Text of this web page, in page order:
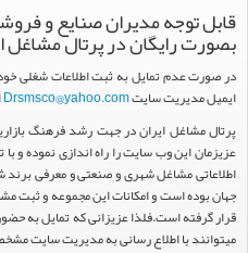
قابل توجه مدیران صنایع و
بصورت رایگان در پرتال
در صورت عدم تمایل به ثبت اطلاعات شغلی
ایمیل مدیریت سایتDrsmsco@yahoo.com
پرتال مشاغل ایران در جهت رشد فرهنگ
اطلاعاتی مشاغل شهری و صنعتی و معرفی
جهان بوده است و امکانات این مجموعه و ثبت
قرار گرفته است.فلذا عزیزانی که تمایل به
میتوانند با اطلاع رسانی به مدیریت سایت